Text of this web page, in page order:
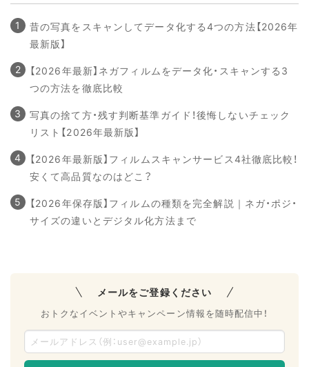
昔の写真をスキャンしてデータ化する4つの方法【2026年
最新版】
【2026年最新】ネガフィルムをデータ化・スキャンする3
つの方法を徹底比較
写真の捨て方・残す判断基準ガイド！後悔しないチェック
リスト【2026年最新版】
【2026年最新版】フィルムスキャンサービス4社徹底比較！
安くて高品質なのはどこ？
【2026年保存版】フィルムの種類を完全解説｜ネガ・ポジ・
サイズの違いとデジタル化方法まで
メールをご登録ください
おトクなイベントやキャンペーン情報を随時配信中！